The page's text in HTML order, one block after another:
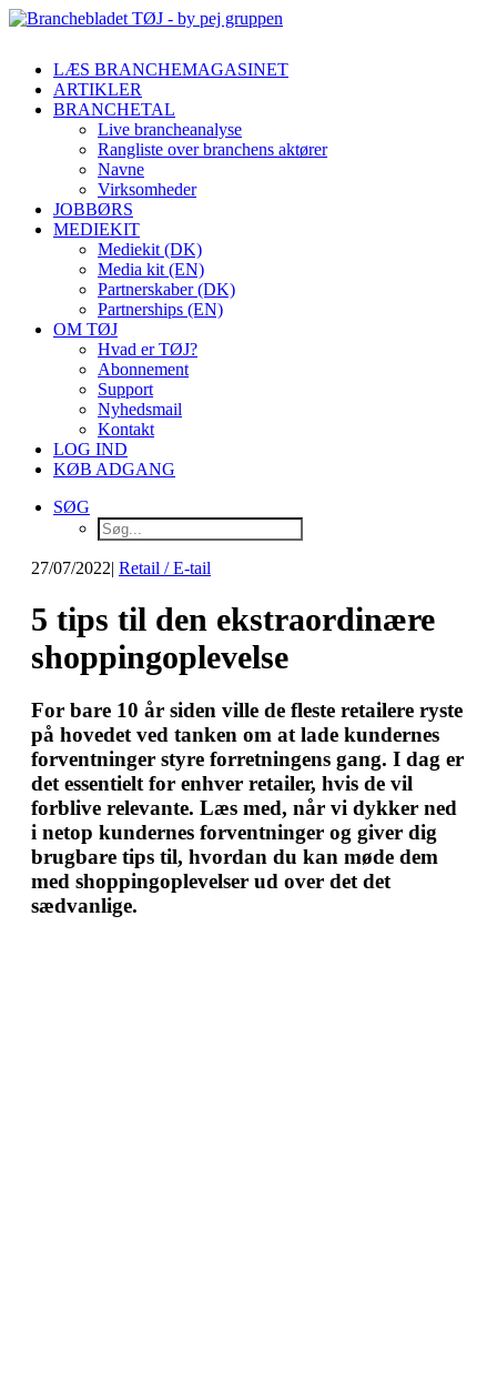
LÆS BRANCHEMAGASINET
ARTIKLER
BRANCHETAL
Live brancheanalyse
Rangliste over branchens aktører
Navne
Virksomheder
JOBBØRS
MEDIEKIT
Mediekit (DK)
Media kit (EN)
Partnerskaber (DK)
Partnerships (EN)
OM TØJ
Hvad er TØJ?
Abonnement
Support
Nyhedsmail
Kontakt
LOG IND
KØB ADGANG
SØG
27/07/2022| Retail / E-tail
5 tips til den ekstraordinære
shoppingoplevelse
For bare 10 år siden ville de fleste retailere ryste
på hovedet ved tanken om at lade kundernes
forventninger styre forretningens gang. I dag er
det essentielt for enhver retailer, hvis de vil
forblive relevante. Læs med, når vi dykker ned
i netop kundernes forventninger og giver dig
brugbare tips til, hvordan du kan møde dem
med shoppingoplevelser ud over det det
sædvanlige.